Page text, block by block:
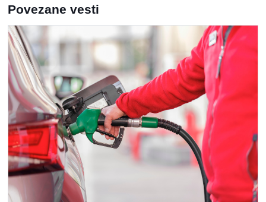
Povezane vesti